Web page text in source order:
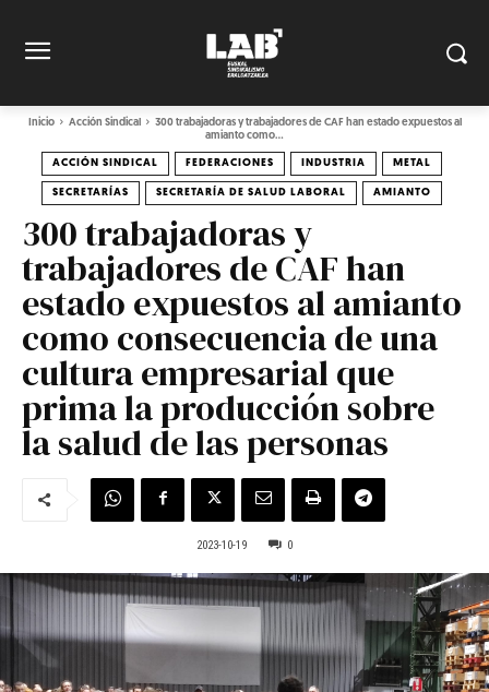
Inicio Acción Sindical
300 trabajadoras y trabajadores de CAF han estado expuestos al
amianto como...
ACCIÓN SINDICAL FEDERACIONES INDUSTRIA METAL
SECRETARÍAS SECRETARÍA DE SALUD LABORAL AMIANTO
300 trabajadoras y
trabajadores de CAF han
estado expuestos al amianto
como consecuencia de una
cultura empresarial que
prima la producción sobre
la salud de las personas
2023-10-19 0